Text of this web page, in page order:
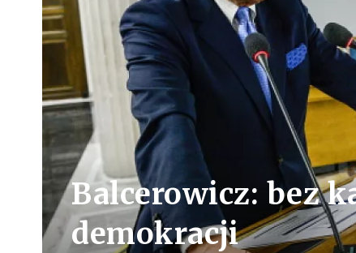
Balcerowicz: bez
demokracji